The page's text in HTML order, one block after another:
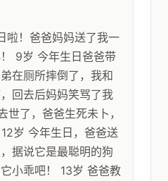
啦！爸爸妈妈送了我一
9岁 今年生日爸爸带
在厕所摔倒了，我和
回去后妈妈笑骂了我
世了，爸爸生死未卜，
岁 今年生日，爸爸送
据说它是最聪明的狗
小乖吧！ 13岁 爸爸教